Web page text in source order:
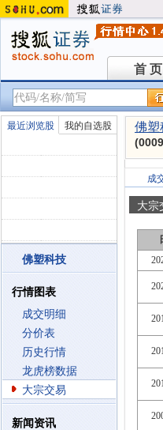
首 页
首 页
最近浏览股 我的自选股
佛塑科技
行情图表
成交明细
分价表
历史行情
龙虎榜数据
大宗交易
新闻资讯
佛塑
成
大宗